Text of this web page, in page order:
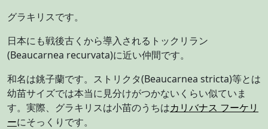
グラキリスです。
日本にも戦後古くから導入されるトックリラン
(Beaucarnea recurvata)に近い仲間です。
和名は銚子蘭です。ストリクタ(Beaucarnea stricta)等とは
幼苗サイズでは本当に見分けがつかないくらい似ていま
す。実際、グラキリスは小苗のうちはカリバナス フーケリ
ーにそっくりです。